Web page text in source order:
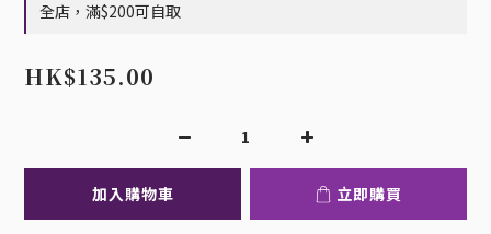
全店，滿$200可自取
HK$135.00
加入購物車 立即購買